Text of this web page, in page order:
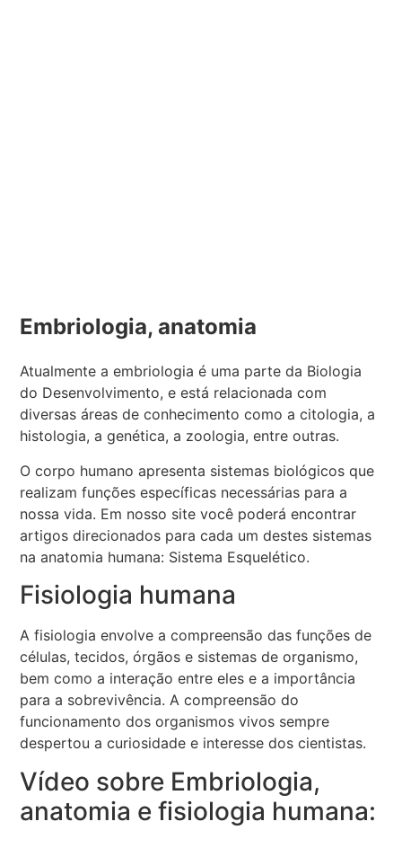
Embriologia, anatomia
Atualmente a embriologia é uma parte da Biologia
do Desenvolvimento, e está relacionada com
diversas áreas de conhecimento como a citologia, a
histologia, a genética, a zoologia, entre outras.
O corpo humano apresenta sistemas biológicos que
realizam funções específicas necessárias para a
nossa vida. Em nosso site você poderá encontrar
artigos direcionados para cada um destes sistemas
na anatomia humana: Sistema Esquelético.
Fisiologia humana
A fisiologia envolve a compreensão das funções de
células, tecidos, órgãos e sistemas de organismo,
bem como a interação entre eles e a importância
para a sobrevivência. A compreensão do
funcionamento dos organismos vivos sempre
despertou a curiosidade e interesse dos cientistas.
Vídeo sobre Embriologia,
anatomia e fisiologia humana: